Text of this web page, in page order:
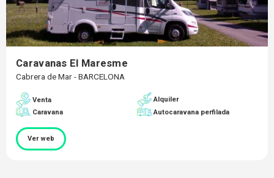
Caravanas El Maresme
Cabrera de Mar - BARCELONA
Venta
Alquiler
Caravana
Autocaravana perfilada
Ver web